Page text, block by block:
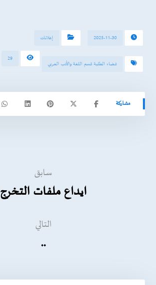
2025-11-30 إعلانات
فضاء الطلبة قسم اللغة والأدب العربي
29
سابق
ايداع ملفات التخرج
التالي
..